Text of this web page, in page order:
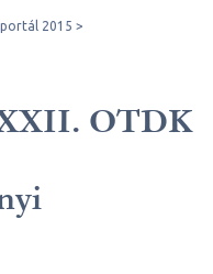
2015
OTDK